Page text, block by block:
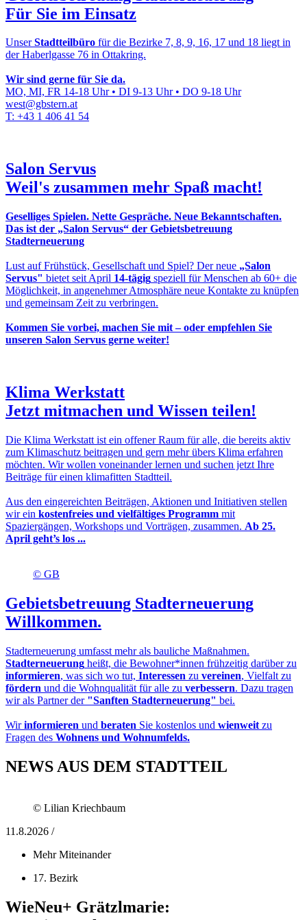
Für Sie im Einsatz
UnserStadtteilbüro für die Bezirke 7, 8, 9, 16, 17 und 18 liegt in
der Haberlgasse 76 in Ottakring.
Wir sind gerne für Sie da.
MO, MI, FR 14-18 Uhr • DI 9-13 Uhr • DO 9-18 Uhr
west@gbstern.at
T: +43 1 406 41 54
Salon Servus
Weil's zusammen mehr Spaß macht!
Geselliges Spielen. Nette Gespräche. Neue Bekanntschaften.
Das ist der „Salon Servus“ der Gebietsbetreuung
Stadterneuerung
Lust auf Frühstück, Gesellschaft und Spiel? Der neue „Salon
Servus" bietet seit April 14-tägig speziell für Menschen ab 60+ die
Möglichkeit, in angenehmer Atmosphäre neue Kontakte zu knüpfen
und gemeinsam Zeit zu verbringen.
Kommen Sie vorbei, machen Sie mit – oder empfehlen Sie
unseren Salon Servus gerne weiter!
Klima Werkstatt
Jetzt mitmachen und Wissen teilen!
Die Klima Werkstatt ist ein offener Raum für alle, die bereits aktiv
zum Klimaschutz beitragen und gern mehr übers Klima erfahren
möchten. Wir wollen voneinander lernen und suchen jetzt Ihre
Beiträge für einen klimafitten Stadtteil.
Aus den eingereichten Beiträgen, Aktionen und Initiativen stellen
wir ein kostenfreies und vielfältiges Programm mit
Spaziergängen, Workshops und Vorträgen, zusammen. Ab 25.
April geht’s los ...
© GB
Gebietsbetreuung Stadterneuerung
Willkommen.
Stadterneuerung umfasst mehr als bauliche Maßnahmen.
Stadterneuerung heißt, die Bewohner*innen frühzeitig darüber zu
informieren, was sich wo tut, Interessen zu vereinen, Vielfalt zu
fördern und die Wohnqualität für alle zu verbessern. Dazu tragen
wir als Partner der "Sanften Stadterneuerung" bei.
Wirinformieren und beraten Sie kostenlos und wienweit zu
Fragen des Wohnens und Wohnumfelds.
NEWS AUS DEM STADTTEIL
© Lilian Kriechbaum
11.8.2026 /
Mehr Miteinander
17. Bezirk
WieNeu+ Grätzlmarie: